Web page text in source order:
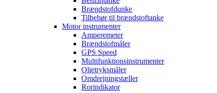
Brændstofdunke
Tilbehør til brændstoftanke
Motor instrumenter
Amperemeter
Brændstofmåler
GPS Speed
Multifunktionsinstrumenter
Olietryksmåler
Omdrejningstæller
Rorindikator